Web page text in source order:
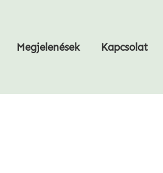
Megjelenések Kapcsolat